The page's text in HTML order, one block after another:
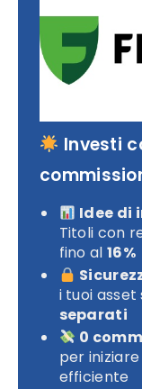
Investi
Idee di
Titoli con
fino al 16%
i tuoi
separati
0
per
efficiente